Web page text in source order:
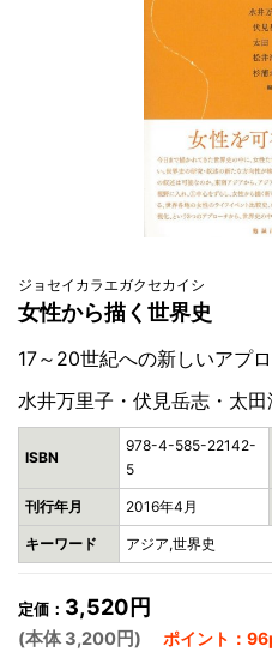
ジョセイカラエガクセカイシ
女性から描く世界史
17～20世紀への新しいアプ
水井万里子・伏見岳志・太
ISBN
978-4-585-22142-
5
刊行年月 2016年4月
キーワード アジア,世界史
定価： 3,520円
(本体 3,200円) ポイント：